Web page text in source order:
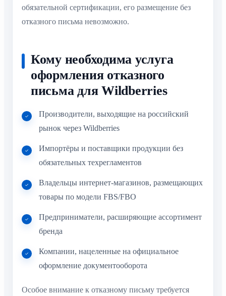
обязательной сертификации, его размещение без
отказного письма невозможно.
Кому необходима услуга
оформления отказного
письма для Wildberries
Производители, выходящие на российский
рынок через Wildberries
Импортёры и поставщики продукции без
обязательных техрегламентов
Владельцы интернет-магазинов, размещающих
товары по модели FBS/FBO
Предприниматели, расширяющие ассортимент
бренда
Компании, нацеленные на официальное
оформление документооборота
Особое внимание к отказному письму требуется